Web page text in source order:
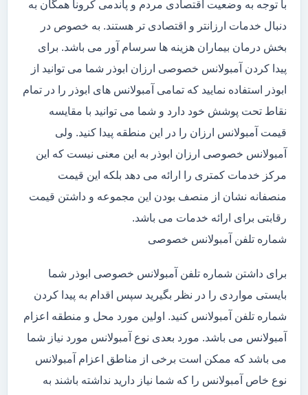
با توجه به وضعیت اقتصادی مردم و پاندمی کرونا همگان به
دنبال خدمات ارزانتر و اقتصادی تر هستند. به خصوص در
بخش درمان بیماران هزینه ها سرسام آور می باشد. برای
پیدا کردن آمبولانس خصوصی ارزان ابوذر شما می توانید از
ابوذر استفاده نمایید که تمامی آمبولانس های ابوذر را در تمام
نقاط تحت پوشش خود دارد و شما می توانید با مقایسه
قیمت آمبولانس ارزان را در این منطقه پیدا کنید. ولی
آمبولانس خصوصی ارزان ابوذر به این معنی نیست که این
مرکز خدمات کمتری را ارائه می دهد بلکه این قیمت
منصفانه نشان از منصف بودن این مجموعه و داشتن قیمت
رقابتی برای ارائه خدمات می باشد.
شماره تلفن آمبولانس خصوصی
برای داشتن شماره تلفن آمبولانس خصوصی ابوذر شما
بایستی مواردی را در نظر بگیرید سپس اقدام به پیدا کردن
شماره تلفن آمبولانس کنید. اولین مورد محل و منطقه اعزام
آمبولانس می باشد. مورد بعدی نوع آمبولانس مورد نیاز شما
می باشد که ممکن است برخی از مناطق اعزام آمبولانس
نوع خاص آمبولانس را که شما نیاز دارید نداشته باشند به